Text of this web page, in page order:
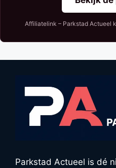
Affiliatelink – Parkstad Actueel
Parkstad Actueel is dé